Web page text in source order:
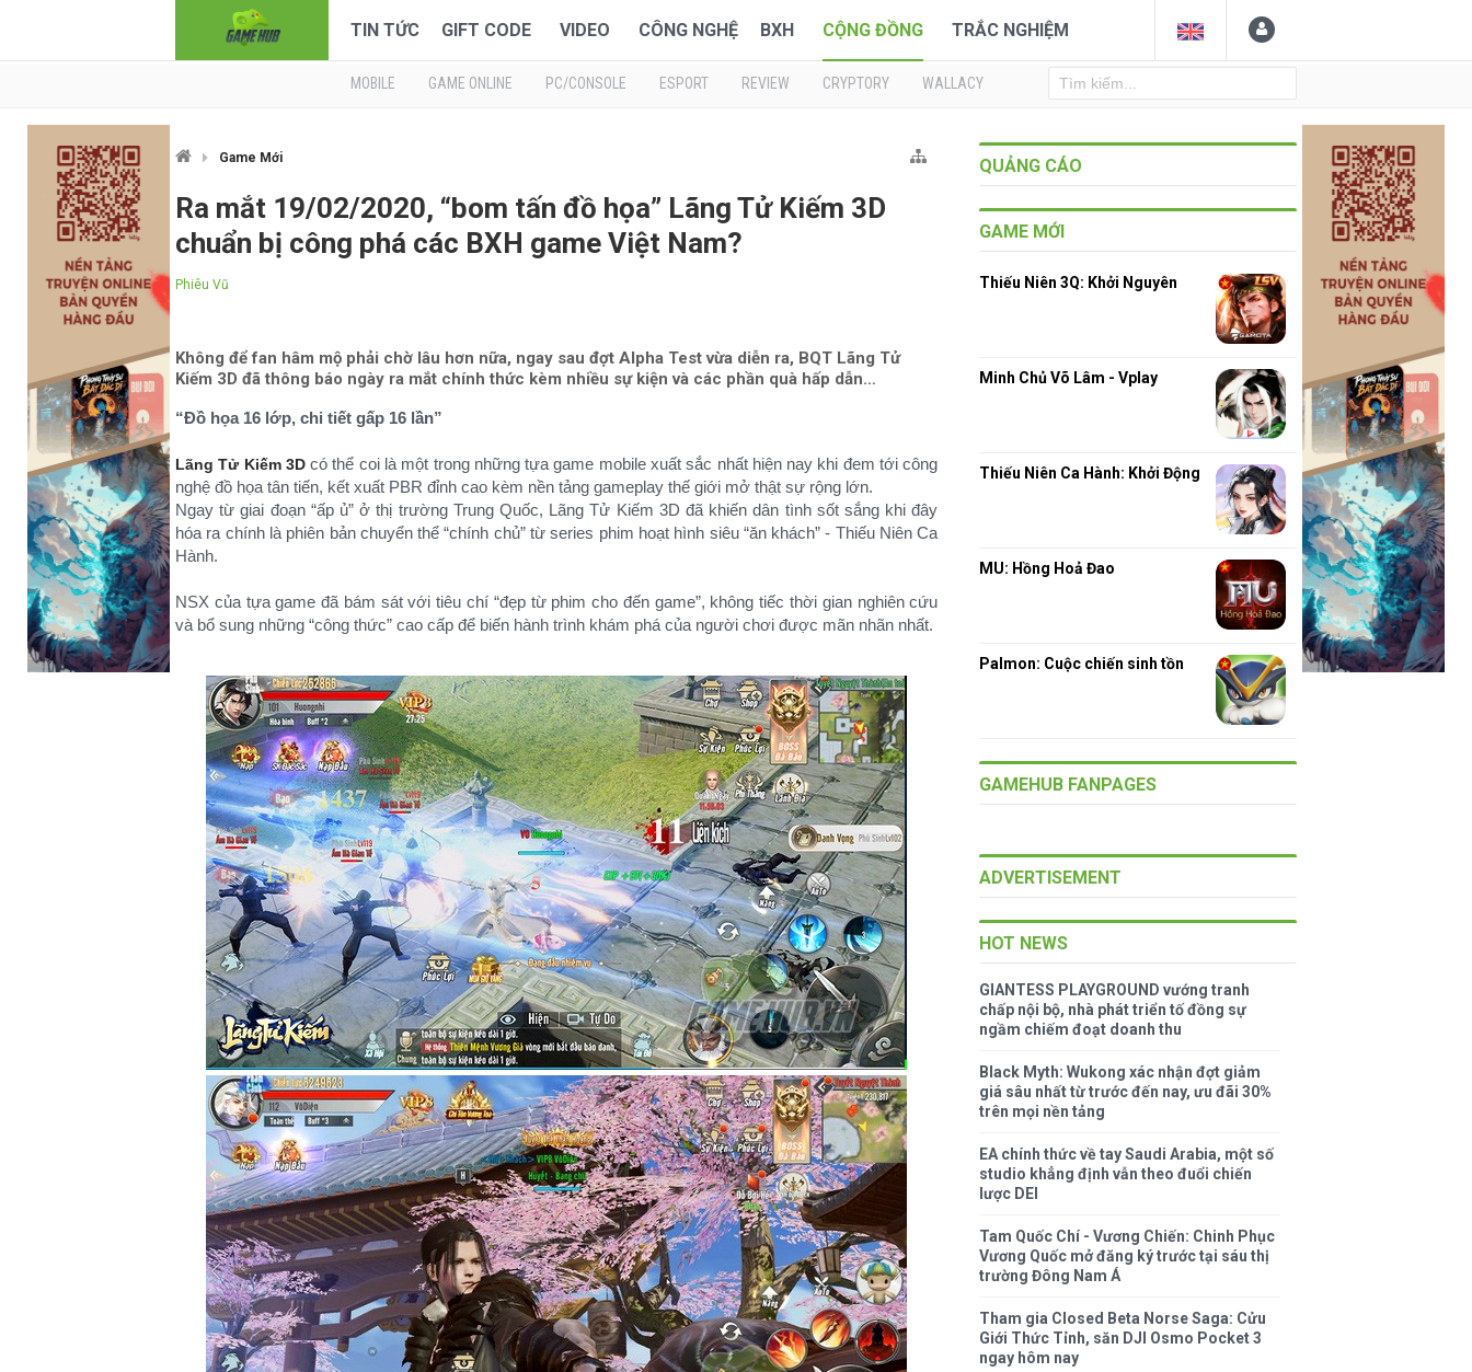
TIN TỨC GIFT CODE VIDEO CÔNG NGHỆ BXH CỘNG ĐỒNG TRẮC NGHIỆM
MOBILE GAME ONLINE PC/CONSOLE ESPORT REVIEW CRYPTORY WALLACY
Game Mới
Ra mắt 19/02/2020, “bom tấn đồ họa” Lãng Tử Kiếm 3D
chuẩn bị công phá các BXH game Việt Nam?
Phiêu Vũ
Không để fan hâm mộ phải chờ lâu hơn nữa, ngay sau đợt Alpha Test vừa diễn ra, BQT Lãng Tử
Kiếm 3D đã thông báo ngày ra mắt chính thức kèm nhiều sự kiện và các phần quà hấp dẫn…
“Đồ họa 16 lớp, chi tiết gấp 16 lần”
Lãng Tử Kiếm 3Dcó thể coi là một trong những tựa game mobile xuất sắc nhất hiện nay khi đem tới công
nghệ đồ họa tân tiến, kết xuất PBR đỉnh cao kèm nền tảng gameplay thế giới mở thật sự rộng lớn.
Ngay từ giai đoạn “ấp ủ” ở thị trường Trung Quốc, Lãng Tử Kiếm 3D đã khiến dân tình sốt sắng khi đây
hóa ra chính là phiên bản chuyển thể “chính chủ” từ series phim hoạt hình siêu “ăn khách” - Thiếu Niên Ca
Hành.
NSX của tựa game đã bám sát với tiêu chí “đẹp từ phim cho đến game”, không tiếc thời gian nghiên cứu
và bổ sung những “công thức” cao cấp để biến hành trình khám phá của người chơi được mãn nhãn nhất.
QUẢNG CÁO
GAME MỚI
Thiếu Niên 3Q: Khởi Nguyên
Minh Chủ Võ Lâm - Vplay
Thiếu Niên Ca Hành: Khởi Động
MU: Hồng Hoả Đao
Palmon: Cuộc chiến sinh tồn
GAMEHUB FANPAGES
ADVERTISEMENT
HOT NEWS
GIANTESS PLAYGROUND vướng tranh
chấp nội bộ, nhà phát triển tố đồng sự
ngầm chiếm đoạt doanh thu
Black Myth: Wukong xác nhận đợt giảm
giá sâu nhất từ trước đến nay, ưu đãi 30%
trên mọi nền tảng
EA chính thức về tay Saudi Arabia, một số
studio khẳng định vẫn theo đuổi chiến
lược DEI
Tam Quốc Chí - Vương Chiến: Chinh Phục
Vương Quốc mở đăng ký trước tại sáu thị
trường Đông Nam Á
Tham gia Closed Beta Norse Saga: Cửu
Giới Thức Tỉnh, săn DJI Osmo Pocket 3
ngay hôm nay